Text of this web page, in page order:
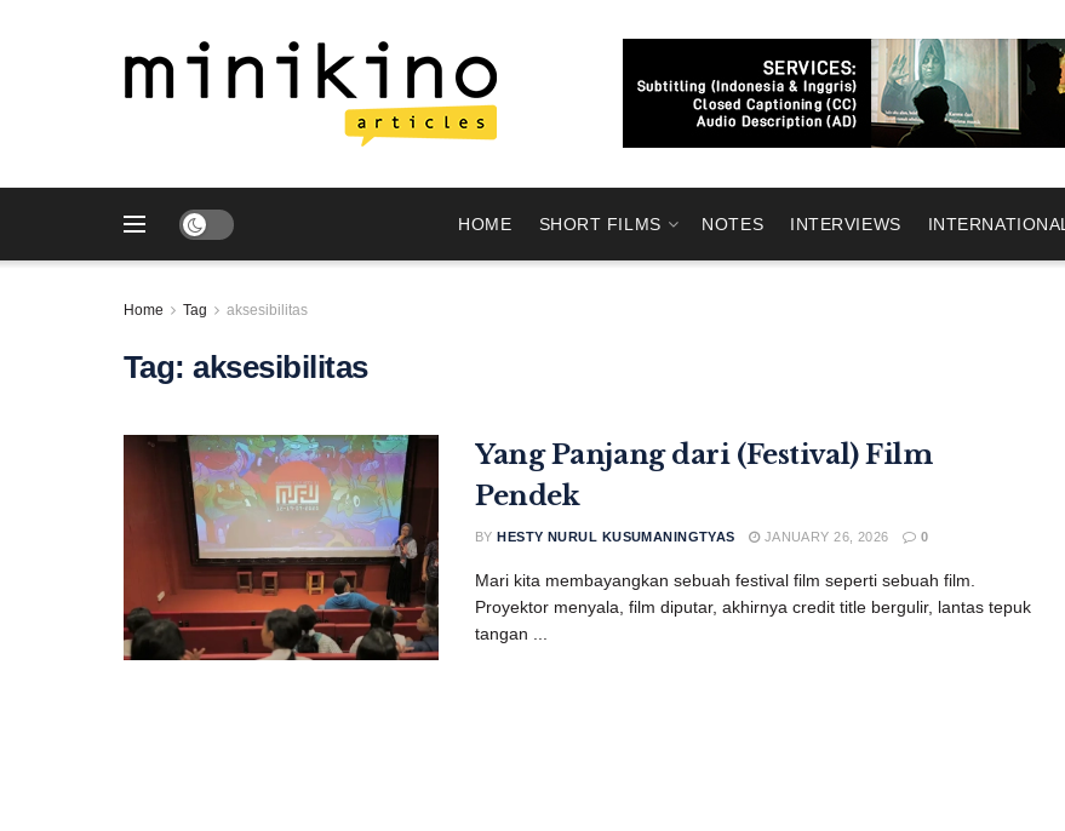
HOME SHORT FILMS NOTES INTERVIEWS INTERNATIONAL
Home Tag aksesibilitas
Tag:aksesibilitas
Yang Panjang dari (Festival) Film
Pendek
BY HESTY NURUL KUSUMANINGTYAS JANUARY 26, 2026 0
Mari kita membayangkan sebuah festival film seperti sebuah film.
Proyektor menyala, film diputar, akhirnya credit title bergulir, lantas tepuk
tangan ...